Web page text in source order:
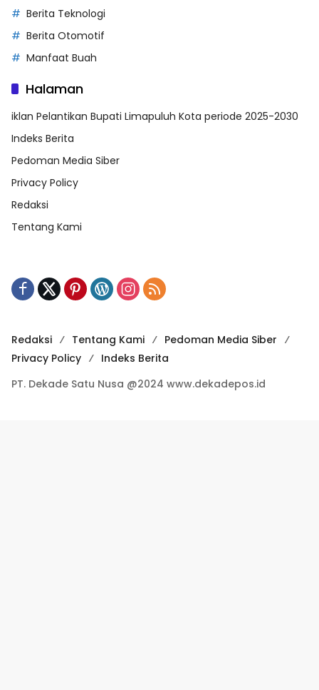
Berita Teknologi
Berita Otomotif
Manfaat Buah
Halaman
iklan Pelantikan Bupati Limapuluh Kota periode 2025-2030
Indeks Berita
Pedoman Media Siber
Privacy Policy
Redaksi
Tentang Kami
Redaksi Tentang Kami
Pedoman Media Siber
Privacy Policy
Indeks Berita
PT. Dekade Satu Nusa @2024 www.dekadepos.id